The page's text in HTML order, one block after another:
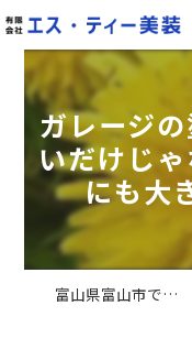
ガレージ
いだけじ
にも大
富山県富山市で塗装の求人なら有限会社エス・ティー美装